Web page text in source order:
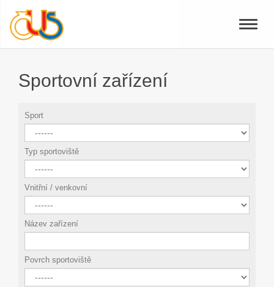
Toggle
Sportovní zařízení
Sport
Typ sportoviště
Vnitřní / venkovní
Název zařízení
Povrch sportoviště